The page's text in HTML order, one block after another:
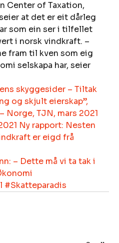
Center of Taxation,
at det er eit dårleg
som ein ser i tilfellet
i norsk vindkraft. –
fram til kven som eig
selskapa har, seier
skyggesider – Tiltak
og skjult eierskap”,
Norge, TJN, mars 2021
Ny rapport: Nesten
er eigd frå
– Dette må vi ta tak i
#Skatteparadis